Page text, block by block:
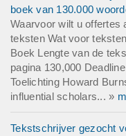
boek van 130.000
Waarvoor wilt u offertes
teksten Wat voor
Boek Lengte van de
pagina 130,000
Toelichting Howard
influential scholars... »
Tekstschrijver gezocht